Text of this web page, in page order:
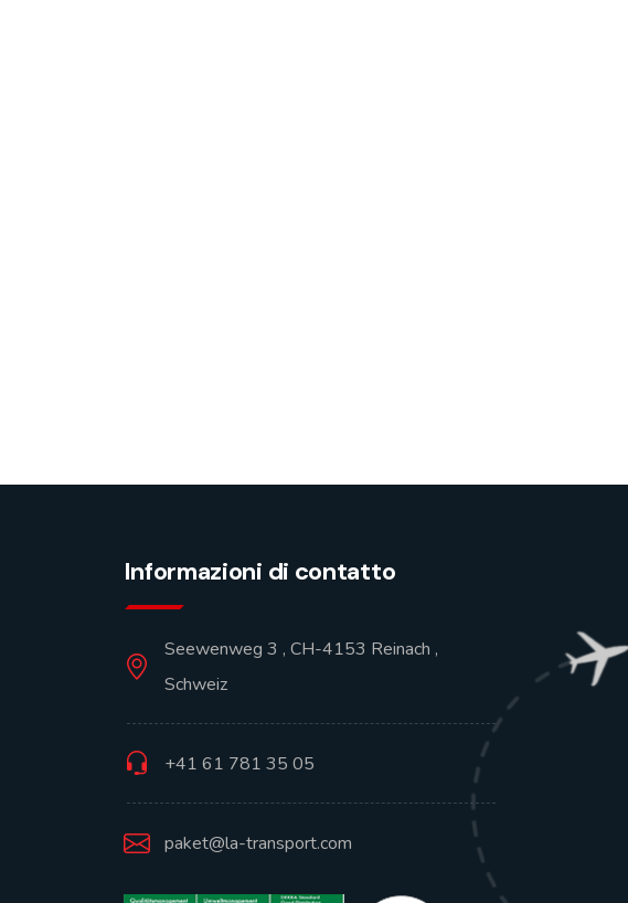
Informazioni di contatto
Seewenweg 3 , CH-4153 Reinach ,
Schweiz
+41 61 781 35 05
paket@la-transport.com